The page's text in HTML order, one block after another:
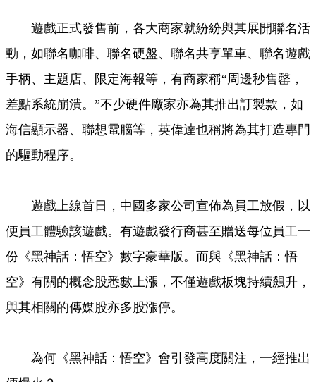
遊戲正式發售前，各大商家就紛紛與其展開聯名活
動，如聯名咖啡、聯名硬盤、聯名共享單車、聯名遊戲
手柄、主題店、限定海報等，有商家稱“周邊秒售罄，
差點系統崩潰。”不少硬件廠家亦為其推出訂製款，如
海信顯示器、聯想電腦等，英偉達也稱將為其打造專門
的驅動程序。
遊戲上線首日，中國多家公司宣佈為員工放假，以
便員工體驗該遊戲。有遊戲發行商甚至贈送每位員工一
份《黑神話：悟空》數字豪華版。而與《黑神話：悟
空》有關的概念股悉數上漲，不僅遊戲板塊持續飆升，
與其相關的傳媒股亦多股漲停。
為何《黑神話：悟空》會引發高度關注，一經推出